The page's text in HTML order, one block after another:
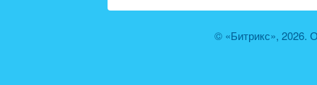
© «Битрикс», 2026.